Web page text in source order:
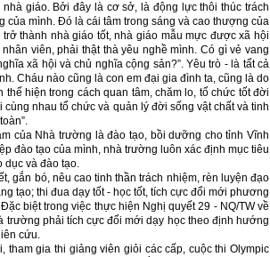
giáo. Bởi đây là cơ sở, là động lực thôi thúc trách
của mình. Đó là cái tâm trong sáng và cao thượng của
thành nhà giáo tốt, nhà giáo mẫu mực được xã hội
viên, phải thật thà yêu nghề mình. Có gì vẻ vang
xã hội và chủ nghĩa cộng sản?”. Yêu trò - là tất cả
Cháu nào cũng là con em đại gia đình ta, cũng là do
hiện trong cách quan tâm, chăm lo, tổ chức tốt đời
nhau tổ chức và quản lý đời sống vật chất và tinh
của Nhà trường là đào tạo, bồi dưỡng cho tỉnh Vĩnh
đào tạo của mình, nhà trường luôn xác định mục tiêu
dục và đào tạo.
gắn bó, nêu cao tinh thần trách nhiệm, rèn luyện đạo
tạo; thi đua dạy tốt - học tốt, tích cực đổi mới phương
biệt trong việc thực hiện Nghị quyết 29 - NQ/TW về
trường phải tích cực đổi mới dạy học theo định hướng
cứu.
gia thi giảng viên giỏi các cấp, cuộc thi Olympic